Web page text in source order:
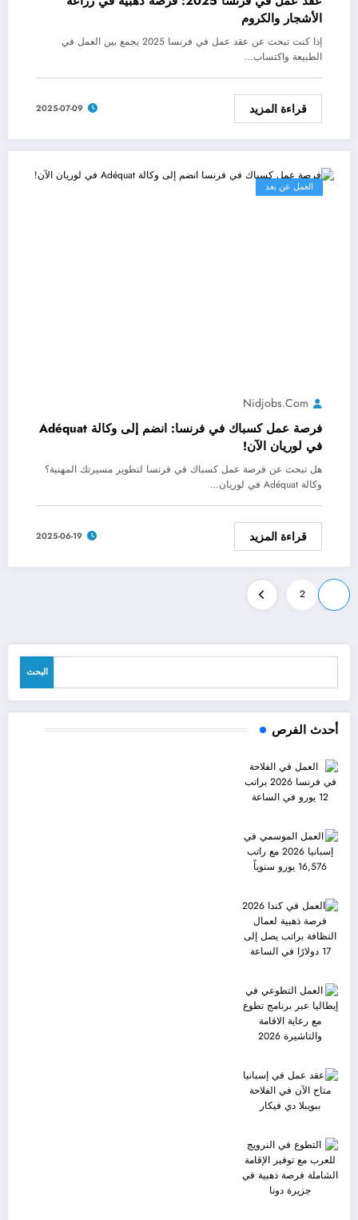
الأشجار والكروم
إذا كنت تبحث عن عقد عمل في فرنسا 2025 يجمع بين العمل في
الطبيعة واكتساب…
قراءة المزيد 2025-07-09
العمل عن بعد
Nidjobs.com
فرصة عمل كسباك في فرنسا: انضم إلى وكالة Adéquat
في لوريان الآن!
هل تبحث عن فرصة عمل كسباك في فرنسا لتطوير مسيرتك المهنية؟
وكالة Adéquat في لوريان…
قراءة المزيد 2025-06-19
Posts
pagination
2
البحث
أحدث الفرص